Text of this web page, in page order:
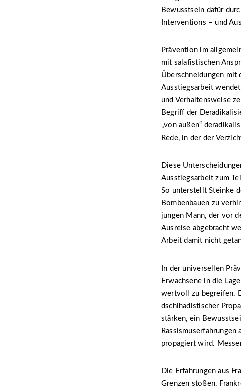
Bewusstsein dafür
Interventions – und
Prävention im
mit salafistischen
Überschneidungen
Ausstiegsarbeit
und Verhaltensweise
Begriff der
„von außen“
Rede, in der der
Diese
Ausstiegsarbeit zum
So unterstellt Steinke
Bombenbauen zu
jungen Mann, der vor
Ausreise abgebracht
Arbeit damit nicht
In der universellen
Erwachsene in die
wertvoll zu begreifen.
dschihadistischer
stärken, ein
propagiert wird.
Die Erfahrungen aus
Grenzen stoßen.